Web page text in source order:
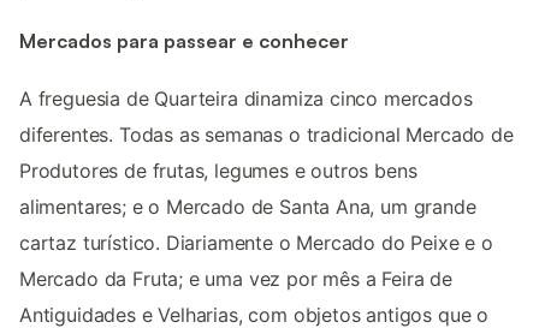
Mercados para passear e conhecer
A freguesia de Quarteira dinamiza cinco mercados
diferentes. Todas as semanas o tradicional Mercado de
Produtores de frutas, legumes e outros bens
alimentares; e o Mercado de Santa Ana, um grande
cartaz turístico. Diariamente o Mercado do Peixe e o
Mercado da Fruta; e uma vez por mês a Feira de
Antiguidades e Velharias, com objetos antigos que o